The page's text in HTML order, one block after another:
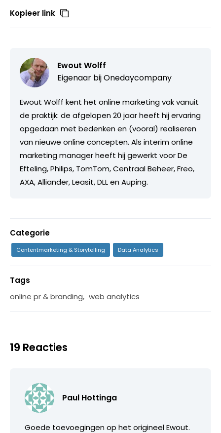
Kopieer link
Ewout Wolff
Eigenaar bijOnedaycompany
Ewout Wolff kent het online marketing vak vanuit
de praktijk: de afgelopen 20 jaar heeft hij ervaring
opgedaan met bedenken en (vooral) realiseren
van nieuwe online concepten. Als interim online
marketing manager heeft hij gewerkt voor De
Efteling, Philips, TomTom, Centraal Beheer, Freo,
AXA, Alliander, Leasit, DLL en Auping.
Categorie
Contentmarketing & Storytelling Data Analytics
Tags
online pr & branding, web analytics
19 Reacties
Paul Hottinga
Goede toevoegingen op het origineel Ewout.